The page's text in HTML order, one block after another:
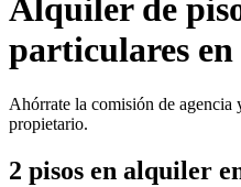
Alquiler de
particulares
Ahórrate la comisión de agencia
propietario.
2 pisos en alquiler